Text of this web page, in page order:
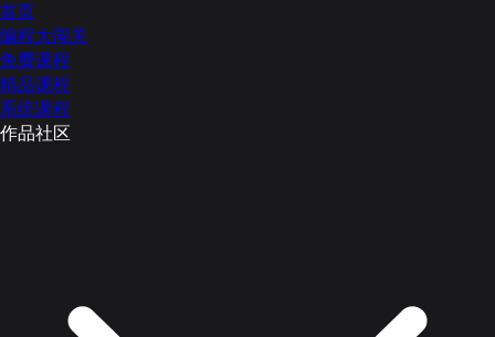
首页
编程大闯关
免费课程
精品课程
系统课程
作品社区